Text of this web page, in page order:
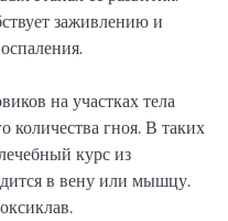
заживлению и
на участках тела
количества гноя. В таких
курс из
в вену или мышцу.